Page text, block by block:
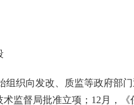
组织向发改、质监等政府部
监督局批准立项； 12 月，《